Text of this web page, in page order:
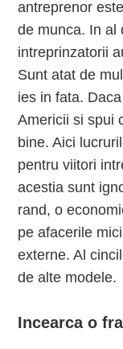
antreprenor
de munca. In al
intreprinzatorii
Sunt atat de
ies in fata.
Americii si spui
bine. Aici
pentru viitori
acestia sunt
rand, o
pe afacerile
externe. Al
de alte modele.
Incearca o